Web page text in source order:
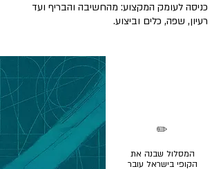
כניסה לעומק המקצוע: מהחשיבה והבריף ועד
רעיון, שפה, כלים וביצוע.
המסלול שבנה את
הקופי בישראל עובר
✏️